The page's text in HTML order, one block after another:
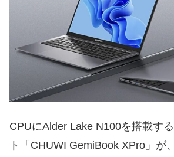
CPUにAlder Lake N100を搭載す
ト「CHUWI GemiBook XPro」が